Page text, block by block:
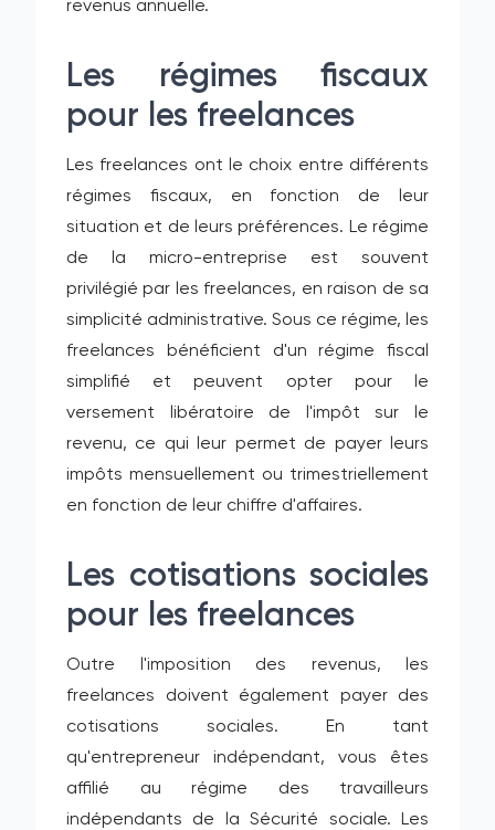
revenus annuelle.
Les régimes fiscaux
pour les freelances
Les freelances ont le choix entre différents
régimes fiscaux, en fonction de leur
situation et de leurs préférences. Le régime
de la micro-entreprise est souvent
privilégié par les freelances, en raison de sa
simplicité administrative. Sous ce régime, les
freelances bénéficient d'un régime fiscal
simplifié et peuvent opter pour le
versement libératoire de l'impôt sur le
revenu, ce qui leur permet de payer leurs
impôts mensuellement ou trimestriellement
en fonction de leur chiffre d'affaires.
Les cotisations sociales
pour les freelances
Outre l'imposition des revenus, les
freelances doivent également payer des
cotisations sociales. En tant
qu'entrepreneur indépendant, vous êtes
affilié au régime des travailleurs
indépendants de la Sécurité sociale. Les